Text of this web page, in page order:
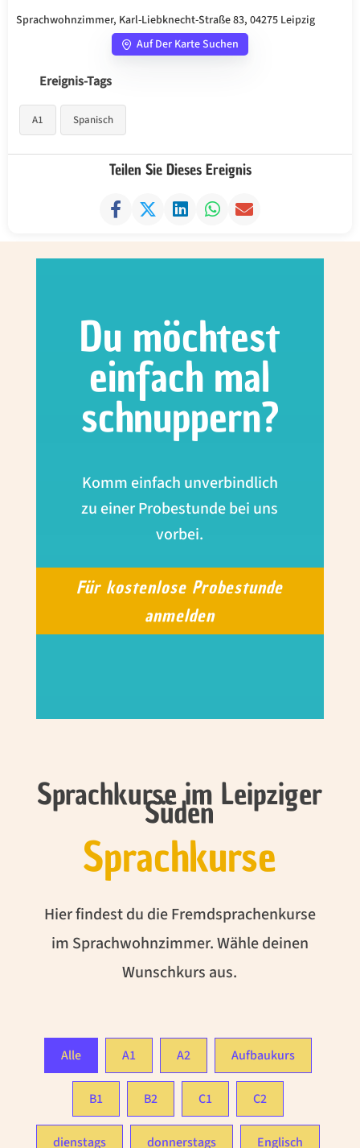
Sprachwohnzimmer, Karl-Liebknecht-Straße 83, 04275 Leipzig
Auf Der Karte Suchen
Ereignis-Tags
A1 Spanisch
Teilen Sie Dieses Ereignis
Du möchtest
einfach mal
schnuppern?
Komm einfach unverbindlich
zu einer Probestunde bei uns
vorbei.
Für kostenlose Probestunde
anmelden
Sprachkurse im Leipziger
Süden
Sprachkurse
Hier findest du die Fremdsprachenkurse
im Sprachwohnzimmer. Wähle deinen
Wunschkurs aus.
Alle A1 A2 Aufbaukurs
B1 B2 C1 C2
dienstags donnerstags Englisch